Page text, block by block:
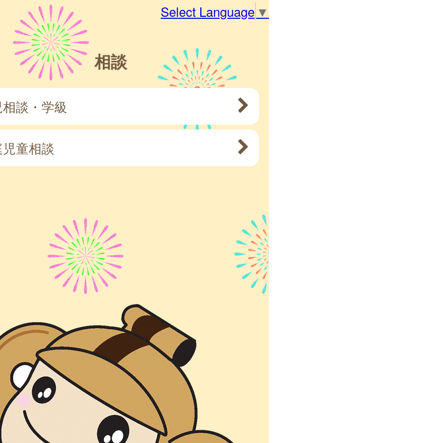
Select Language ▼
相談
談・学級
童相談